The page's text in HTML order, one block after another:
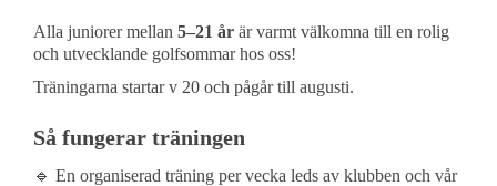
Alla juniorer mellan 5–21 år är varmt välkomna till en rolig
och utvecklande golfsommar hos oss!
Träningarna startar v 20 och pågår till augusti.
Så fungerar träningen
🔹 En organiserad träning per vecka leds av klubben och vår